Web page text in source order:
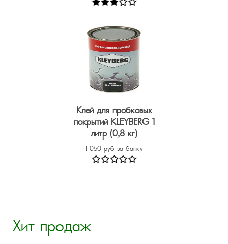
Клей для пробковых
покрытий KLEYBERG 1
литр (0,8 кг)
1 050 руб за банку
Хит продаж